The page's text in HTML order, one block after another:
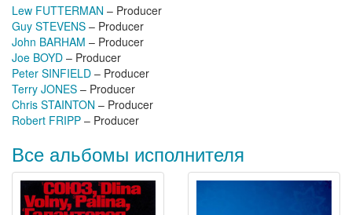
Lew FUTTERMAN – Producer
Guy STEVENS – Producer
John BARHAM – Producer
Joe BOYD – Producer
Peter SINFIELD – Producer
Terry JONES – Producer
Chris STAINTON – Producer
Robert FRIPP – Producer
Все альбомы исполнителя